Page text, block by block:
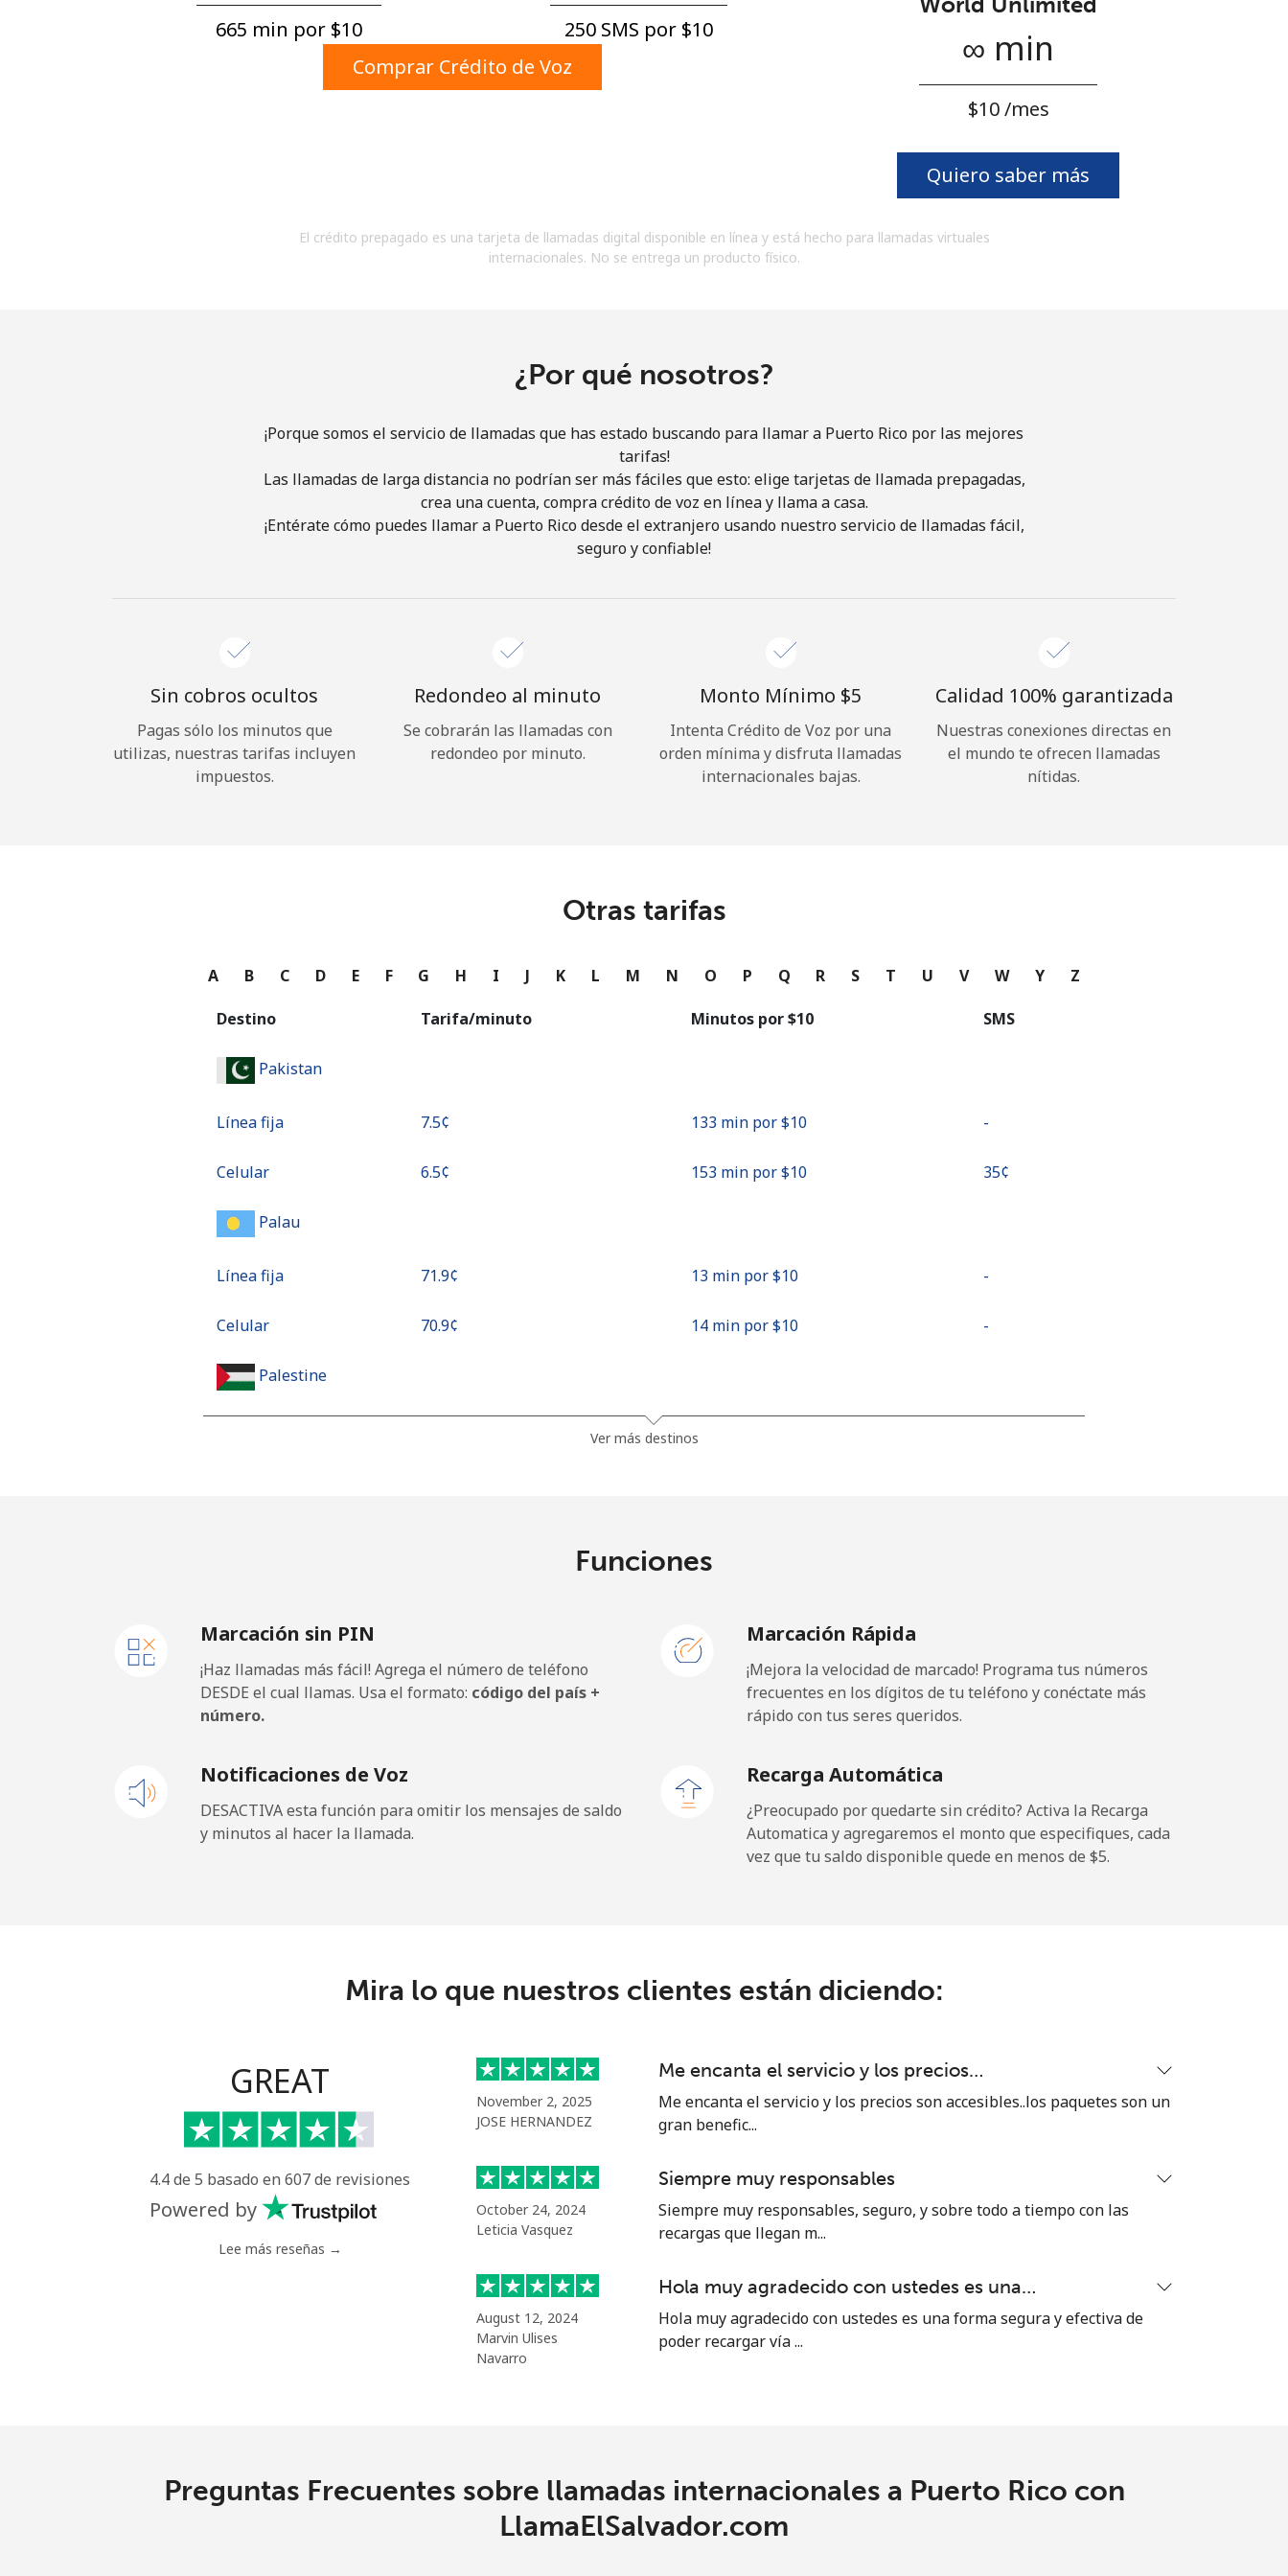
Un caracter especial
Al abrir una cuenta en este sitio web, estoy de
¡Hola!
Inicia sesión oREGÍSTRATE →
¿Olvidaste tu contraseña? →
Continuar con
665 min por ⁦$10⁩
250 SMS por ⁦$10⁩
Comprar Crédito de Voz
∞ min
⁦$10⁩ /mes
Quiero saber más
El crédito prepagado es una tarjeta de llamadas digital disponible en línea y está hecho para llamadas virtuales
internacionales. No se entrega un producto físico.
¿Por qué nosotros?
¡Porque somos el servicio de llamadas que has estado buscando para llamar a Puerto Rico por las mejores
tarifas!
Las llamadas de larga distancia no podrían ser más fáciles que esto: elige tarjetas de llamada prepagadas,
crea una cuenta, compra crédito de voz en línea y llama a casa.
¡Entérate cómo puedes llamar a Puerto Rico desde el extranjero usando nuestro servicio de llamadas fácil,
seguro y confiable!
Sin cobros ocultos
Pagas sólo los minutos que
utilizas, nuestras tarifas incluyen
impuestos.
Redondeo al minuto
Se cobrarán las llamadas con
redondeo por minuto.
Monto Mínimo ⁦$5⁩
Intenta Crédito de Voz por una
orden mínima y disfruta llamadas
internacionales bajas.
Calidad 100% garantizada
Nuestras conexiones directas en
el mundo te ofrecen llamadas
nítidas.
Otras tarifas
A B C D E F G H I J K L M N O P Q R S T U V W Y Z
Destino Tarifa/minuto Minutos por ⁦$10⁩ SMS
Pakistan
Línea fija ⁦7.5¢⁩ 133 min por ⁦$10⁩ -
Celular ⁦6.5¢⁩ 153 min por ⁦$10⁩ ⁦35¢⁩
Palau
Línea fija ⁦71.9¢⁩ 13 min por ⁦$10⁩ -
Celular ⁦70.9¢⁩ 14 min por ⁦$10⁩ -
Palestine
Celular 50 min por ⁦$10⁩
Papua New Guinea
Celular 7 min por ⁦$10⁩
Paraguay
Celular 665 min por ⁦$10⁩ -
Philippines
Línea fija 46 min por ⁦$10⁩
Celular 74 min por ⁦$10⁩
665 min por ⁦$10⁩
Línea fija ⁦1.5¢⁩ 665 min por ⁦$10⁩ -
Ver más destinos
Funciones
Marcación sin PIN
¡Haz llamadas más fácil! Agrega el número de teléfono
DESDE el cual llamas. Usa el formato: código del país +
número.
Marcación Rápida
¡Mejora la velocidad de marcado! Programa tus números
frecuentes en los dígitos de tu teléfono y conéctate más
rápido con tus seres queridos.
Notificaciones de Voz
DESACTIVA esta función para omitir los mensajes de saldo
y minutos al hacer la llamada.
Recarga Automática
¿Preocupado por quedarte sin crédito? Activa la Recarga
Automatica y agregaremos el monto que especifiques, cada
vez que tu saldo disponible quede en menos de ⁦$5⁩.
Mira lo que nuestros clientes están diciendo:
GREAT
4.4 de 5 basado en 607 de revisiones
Powered by
Lee más reseñas →
November 2, 2025
JOSE HERNANDEZ
Me encanta el servicio y los precios…
Me encanta el servicio y los precios son accesibles..los paquetes son un
gran benefic...
October 24, 2024
Leticia Vasquez
Siempre muy responsables
Siempre muy responsables, seguro, y sobre todo a tiempo con las
recargas que llegan m...
August 12, 2024
Marvin Ulises
Navarro
Hola muy agradecido con ustedes es una…
Hola muy agradecido con ustedes es una forma segura y efectiva de
poder recargar vía ...
Preguntas Frecuentes sobre llamadas internacionales a Puerto Rico con
LlamaElSalvador.com